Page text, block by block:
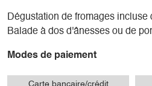
Dégustation de fromages incluse
Balade à dos d'ânesses ou de
Modes de paiement
Carte bancaire/crédit